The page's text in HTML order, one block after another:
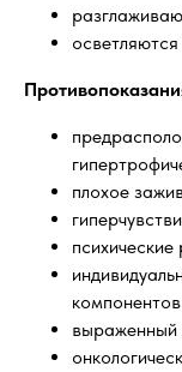
плохое
выраженный